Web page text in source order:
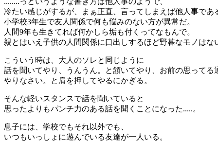
冷たい感じがするが、まぁ正直、言ってしまえば他人事であ
小学校3年生で友人関係で何も悩みのない方が異常だ。
人間9年も生きてれば何かしら垢も付くってなもんで。
親とはいえ子供の人間関係に口出しするほど野暮なモノはな
こういう時は、大人のソレと同じように
話を聞いてやり、うんうん。と頷いてやり、お前の思ってる
やりなさい。と肩を押してやるにかぎる。
そんな軽いスタンスで話を聞いていると
思ったよりもパンチ力のある話を聞くことになった.....。
息子には、学校でもそれ以外でも、
いつもいっしょに遊んでいる友達が一人いる。